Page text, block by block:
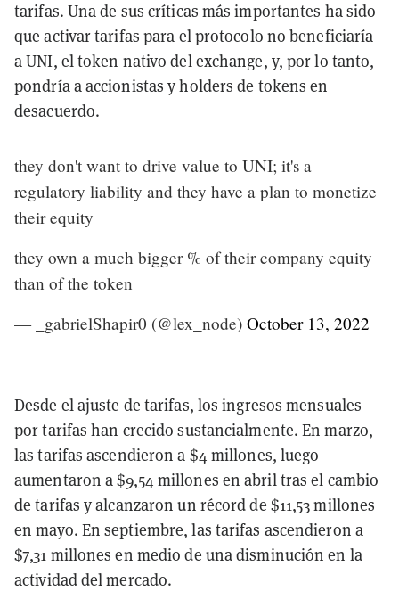
tarifas. Una de sus críticas más importantes ha sido
que activar tarifas para el protocolo no beneficiaría
a UNI, el token nativo del exchange, y, por lo tanto,
pondría a accionistas y holders de tokens en
desacuerdo.
they don't want to drive value to UNI; it's a
regulatory liability and they have a plan to monetize
their equity
they own a much bigger % of their company equity
than of the token
— _gabrielShapir0 (@lex_node) October 13, 2022
Desde el ajuste de tarifas, los ingresos mensuales
por tarifas han crecido sustancialmente. En marzo,
las tarifas ascendieron a $4 millones, luego
aumentaron a $9,54 millones en abril tras el cambio
de tarifas y alcanzaron un récord de $11,53 millones
en mayo. En septiembre, las tarifas ascendieron a
$7,31 millones en medio de una disminución en la
actividad del mercado.